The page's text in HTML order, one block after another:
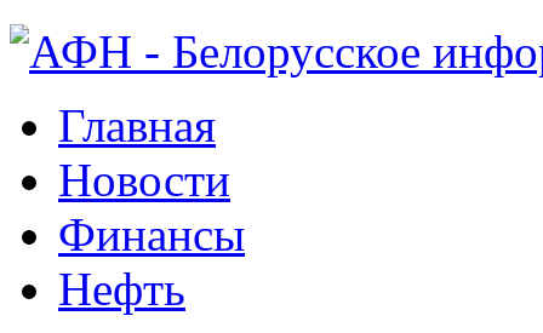
Главная
Новости
Финансы
Нефть